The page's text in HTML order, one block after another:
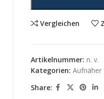
Vergleichen
Artikelnummer: n. v.
Kategorien: Aufnäher
Share: